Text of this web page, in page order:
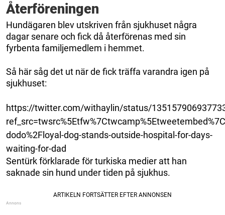
Återföreningen
Hundägaren blev utskriven från sjukhuset några
dagar senare och fick då återförenas med sin
fyrbenta familjemedlem i hemmet.
Så här såg det ut när de fick träffa varandra igen på
sjukhuset:
https://twitter.com/withaylin/status/
dodo%2Floyal-dog-stands-outside-hospital-for-days-
waiting-for-dad
Sentürk förklarade för turkiska medier att han
saknade sin hund under tiden på sjukhus.